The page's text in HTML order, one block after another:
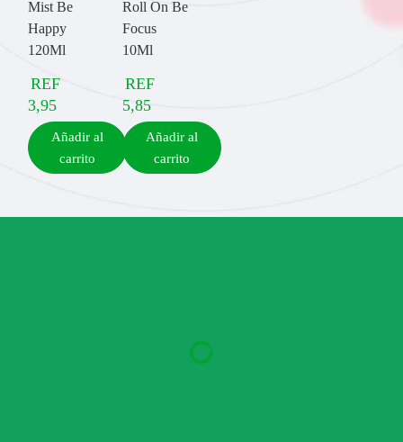
Mist Be
Happy
120Ml
REF
3,95
Añadir al
carrito
Roll On Be
Focus
10Ml
REF
5,85
Añadir al
carrito